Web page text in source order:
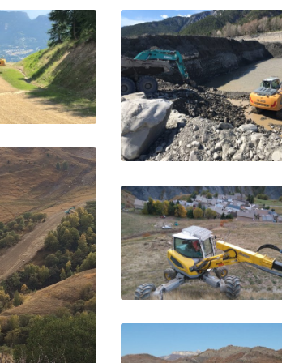
Savines le Lac
La Grave